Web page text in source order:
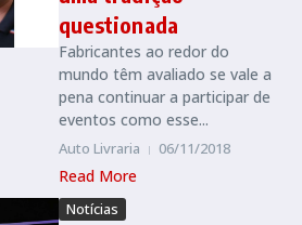
questionada
Fabricantes ao redor do
mundo têm avaliado se vale a
pena continuar a participar de
eventos como esse...
Auto Livraria 06/11/2018
Read More
Notícias